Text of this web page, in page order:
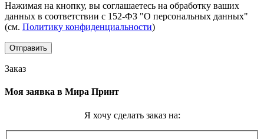
Нажимая на кнопку, вы соглашаетесь на обработку ваших
данных в соответствии с 152-ФЗ "О персональных данных"
(см. Политику конфиденциальности)
Заказ
Моя заявка в Мира Принт
Я хочу сделать заказ на: